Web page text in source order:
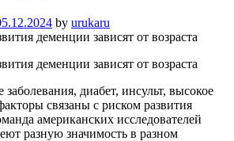
by urukaru
диабет, инсульт, высокое
связаны с риском развития
американских исследователей
разную значимость в разном